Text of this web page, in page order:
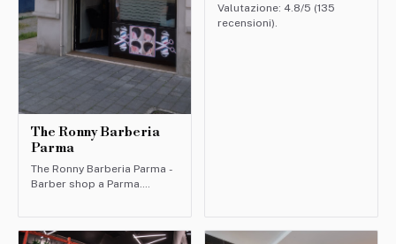
The Ronny Barberia
Parma
The Ronny Barberia Parma -
Barber shop a Parma.
Valutazione: 4.8/5 (135
recensioni).